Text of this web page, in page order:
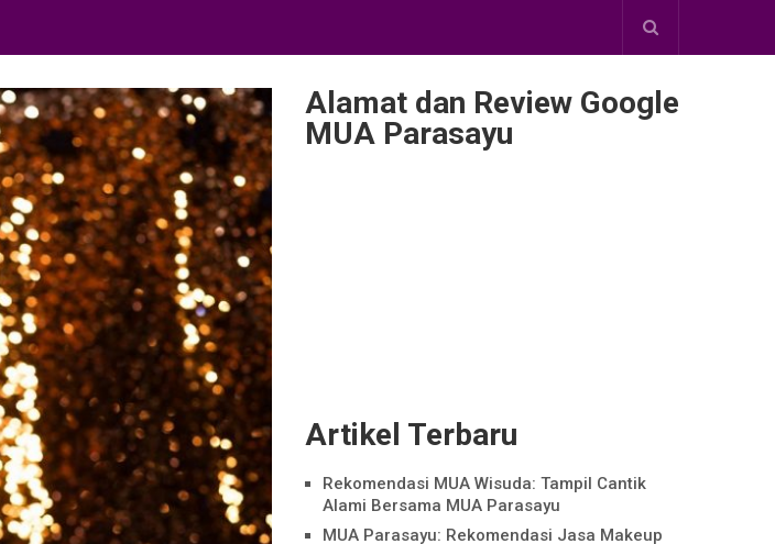
Alamat dan Review Google
MUA Parasayu
Artikel Terbaru
Rekomendasi MUA Wisuda: Tampil Cantik
Alami Bersama MUA Parasayu
MUA Parasayu: Rekomendasi Jasa Makeup